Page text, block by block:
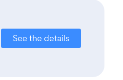
See the details